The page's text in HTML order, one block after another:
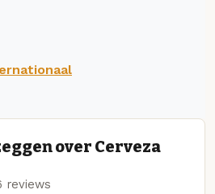
over Cerveza
reviews